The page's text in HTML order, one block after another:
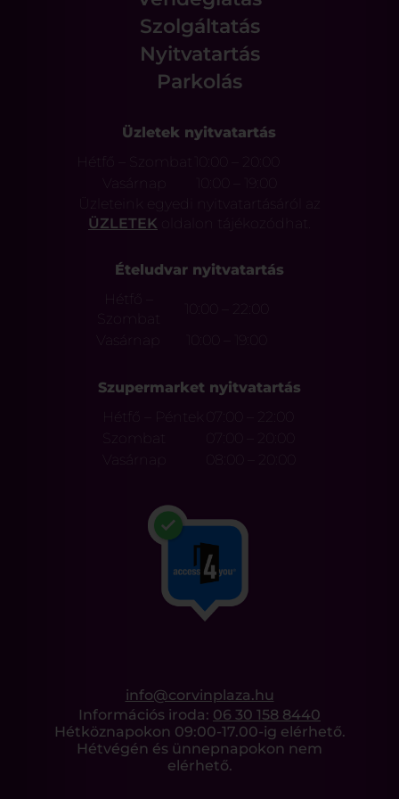
Szolgáltatás
Nyitvatartás
Parkolás
Üzletek nyitvatartás
Hétfő – Szombat
10:00 – 20:00
Vasárnap
Üzleteink egyedi nyitvatartásáról az
ÜZLETEK oldalon tájékozódhat.
Ételudvar nyitvatartás
Hétfő –
Szombat
10:00 – 22:00
Vasárnap
Szupermarket nyitvatartás
Hétfő – Péntek
07:00 – 22:00
Szombat
07:00 – 20:00
Vasárnap
08:00 – 20:00
info@corvinplaza.hu
Információs iroda: 06 30 158 8440
Hétköznapokon 09:00-17.00-ig elérhető.
Hétvégén és ünnepnapokon nem
elérhető.